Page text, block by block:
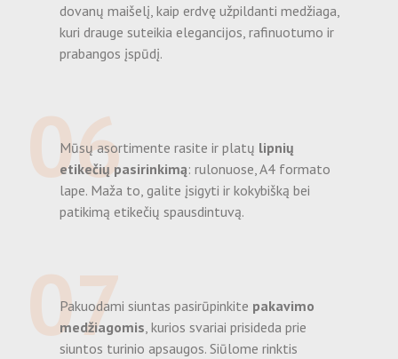
dovanų maišelį, kaip erdvę užpildanti medžiaga,
kuri drauge suteikia elegancijos, rafinuotumo ir
prabangos įspūdį.
06
Mūsų asortimente rasite ir platų lipnių
etikečių pasirinkimą: rulonuose, A4 formato
lape. Maža to, galite įsigyti ir kokybišką bei
patikimą etikečių spausdintuvą.
07
Pakuodami siuntas pasirūpinkite pakavimo
medžiagomis , kurios svariai prisideda prie
siuntos turinio apsaugos. Siūlome rinktis